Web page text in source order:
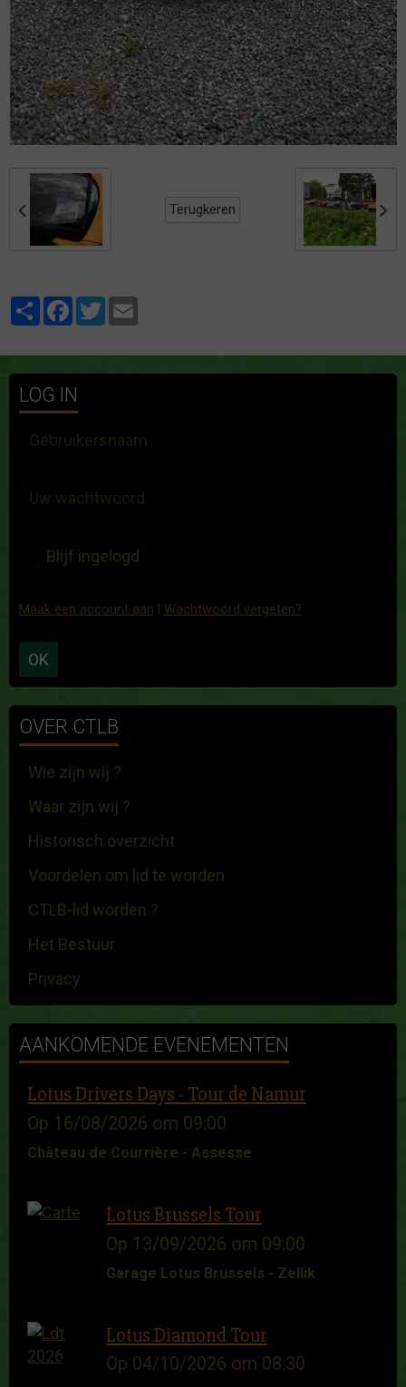
Terugkeren
PartagerFacebook
Twitter
LOG IN
Blijf ingelogd
Maak een account aan Wachtwoord vergeten?
OK
OVER CTLB
Wie zijn wij ?
Waar zijn wij ?
Historisch overzicht
Voordelen om lid te worden
CTLB-lid worden ?
Het Bestuur
Privacy
AANKOMENDE EVENEMENTEN
Lotus Drivers Days - Tour de Namur
Op 16/08/2026 om 09:00
Château de Courrière - Assesse
Lotus Brussels Tour
Op 13/09/2026 om 09:00
Garage Lotus Brussels - Zellik
Lotus Diamond Tour
Op 04/10/2026 om 08:30